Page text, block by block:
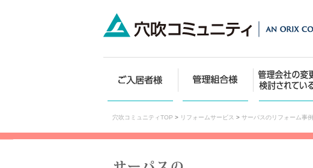
穴吹コミュニティTOP > リフォームサービス > サーパスのリフォーム事例